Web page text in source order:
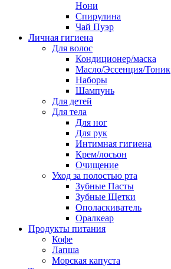
Нони
Спирулина
Чай Пуэр
Личная гигиена
Для волос
Кондиционер/маска
Масло/Эссенция/Тоник
Наборы
Шампунь
Для детей
Для тела
Для ног
Для рук
Интимная гигиена
Крем/лосьон
Очищение
Уход за полостью рта
Зубные Пасты
Зубные Щетки
Ополаскиватель
Оралкеар
Продукты питания
Кофе
Лапша
Морская капуста